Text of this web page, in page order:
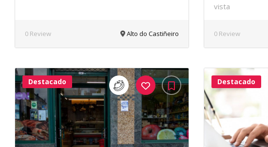
0 Review Alto do Castiñeiro
vista
0 Review
36Me
Gusta
Destacado Destacado